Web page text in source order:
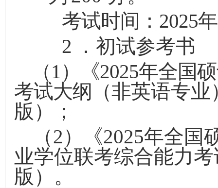
考试时间： 2025年
2
．初试参考书
（1）《2025年全国
考试大纲（非英语专业
版 ）；
（2）《2025年全国
业学位联考综合能力
版）。